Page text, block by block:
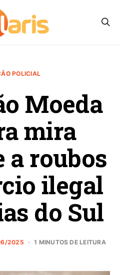
POLICIAL
Moeda
mira
a roubos
ilegal
do Sul
2025 1 MINUTOS DE LEITURA